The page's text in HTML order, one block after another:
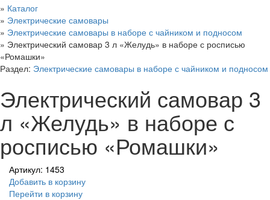
» Каталог
» Электрические самовары
» Электрические самовары в наборе с чайником и подносом
» Электрический самовар 3 л «Желудь» в наборе с росписью
«Ромашки»
Раздел: Электрические самовары в наборе с чайником и подносом
Электрический самовар 3
л «Желудь» в наборе с
росписью «Ромашки»
Артикул: 1453
Добавить в корзину
Перейти в корзину